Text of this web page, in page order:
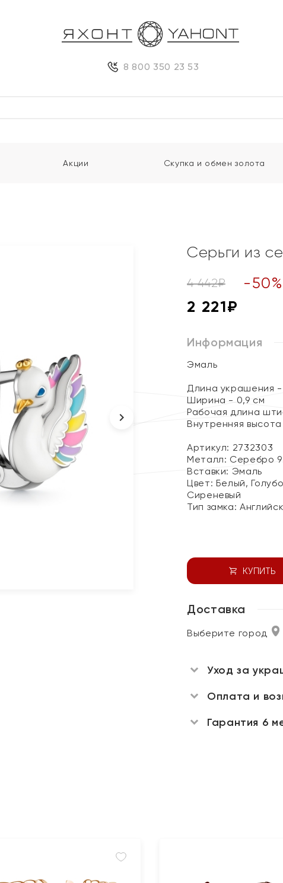
8 800 350 23 53
Акции Скупка и обмен золота
Серьги из
4 442₽ -50%
2 221₽
Информация
Эмаль
Длина украшения -
Ширина - 0,9 см
Рабочая длина
Внутренняя
Артикул: 2732303
Металл: Серебро
Вставки: Эмаль
Цвет: Белый,
Сиреневый
Тип замка:
КУПИТЬ
Доставка
Выберите город
Уход за
Оплата и
Гарантия 6